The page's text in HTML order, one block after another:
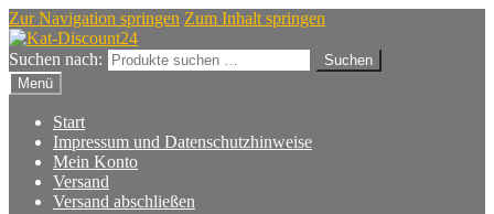
Zur Navigation springen Zum Inhalt springen
Suchen nach:
Suchen
Menü
Start
Impressum und Datenschutzhinweise
Mein Konto
Versand
Versand abschließen